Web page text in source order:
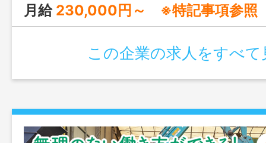
月給 230,000円～ ※特記事項参照
この企業の求人をすべて